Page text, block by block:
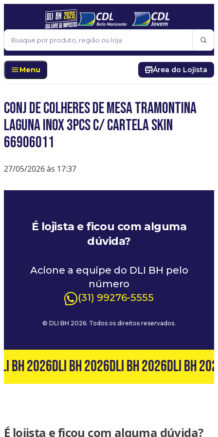
Pular para o conteúdo
Buscar
Menu Área do Lojista
CONJ DE COLHERES DE MESA TRAMONTINA
LAGUNA INOX 3PCS C/ CARTELA SKIN
66906011
27/05/2026 às 17:37
É lojista e ficou com alguma
dúvida?
Acione a equipe do DLI BH pelo
número
(31) 99276-5555
© DLI BH 2026. Todos os direitos reservados.
BH 2026DLI BH 2026DLI BH 2026DLI BH
É lojista e ficou com alguma dúvida?